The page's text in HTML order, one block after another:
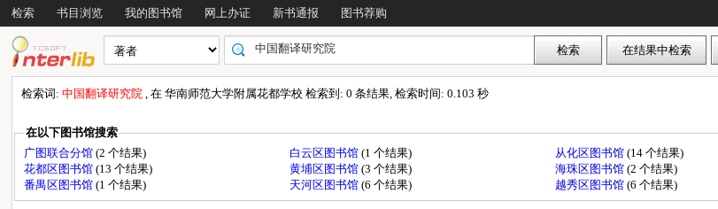
检索 书目浏览 我的图书馆 网上办证 新书通报 图书荐购
检索词:中国翻译研究院, 在 华南师范大学附属花都学校 检索到: 0 条结果, 检索时间: 0.103 秒
在以下图书馆搜索
广图联合分馆(2 个结果) 白云区图书馆(1 个结果) 从化区图书馆(14 个结果)
花都区图书馆(13 个结果) 黄埔区图书馆(3 个结果) 海珠区图书馆(2 个结果)
番禺区图书馆(1 个结果) 天河区图书馆(6 个结果) 越秀区图书馆(6 个结果)